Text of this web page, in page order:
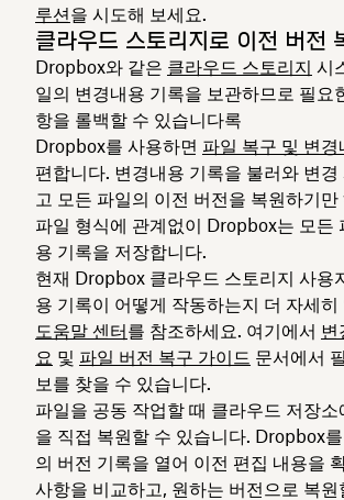
루션을 시도해 보세요.
클라우드 스토리지로 이전 버전
Dropbox와 같은 클라우드 스토리지 시
일의 변경내용 기록을 보관하므로 필요
항을 롤백할 수 있습니다록
Dropbox를 사용하면 파일 복구 및 변경
편합니다. 변경내용 기록을 불러와 변
고 모든 파일의 이전 버전을 복원하기만
파일 형식에 관계없이 Dropbox는 모든
용 기록을 저장합니다.
현재 Dropbox 클라우드 스토리지 사용
용 기록이 어떻게 작동하는지 더 자세히
도움말 센터를 참조하세요. 여기에서 변
요 및 파일 버전 복구 가이드 문서에서
보를 찾을 수 있습니다.
파일을 공동 작업할 때 클라우드 저장소
을 직접 복원할 수 있습니다. Dropbox
의 버전 기록을 열어 이전 편집 내용을
사항을 비교하고, 원하는 버전으로 복원